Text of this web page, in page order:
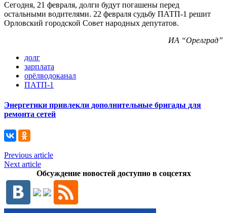
Сегодня, 21 февраля, долги будут погашены перед
остальными водителями. 22 февраля судьбу ПАТП-1 решит
Орловский городской Совет народных депутатов.
ИА “Орелград”
долг
зарплата
орёлводоканал
ПАТП-1
Энергетики привлекли дополнительные бригады для
ремонта сетей
Previous article
Next article
Обсуждение новостей доступно в соцсетях